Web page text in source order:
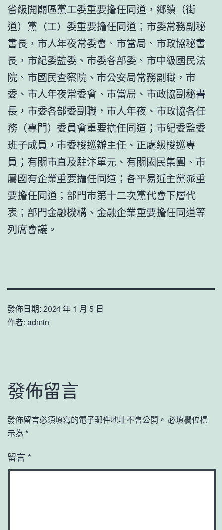
省級開闢區黨工委重要擔任同道，鄉鎮（街
道）黨（工）委重要擔任同道；市委常務副秘
書長，市人年夜常委會、市當局、市政協秘書
長，市紀委監委、市委各部委、市中級國民法
院、市國民查察院、市公安局常務副職，市
委、市人年夜常委會、市當局、市政協副秘書
長，市委各部委副職，市人年夜、市政協各任
務（專門）委員會重要擔任同道；市紀委監委
班子成員，市委梭巡辦主任、正處級梭巡專
員；有關市直及駐汴單元、有關國民集團、市
屬國有企業重要擔任同道；各平易近主黨派重
要擔任同道；部門市第十二次黨代會下層代
表；部門金融機構、金融企業重要擔任同道等
列席會議。
發佈日期: 2024 年 1 月 5 日
作者: admin
發佈留言
發佈留言必須填寫的電子郵件地址不會公開。 必填欄位標
示為 *
留言 *